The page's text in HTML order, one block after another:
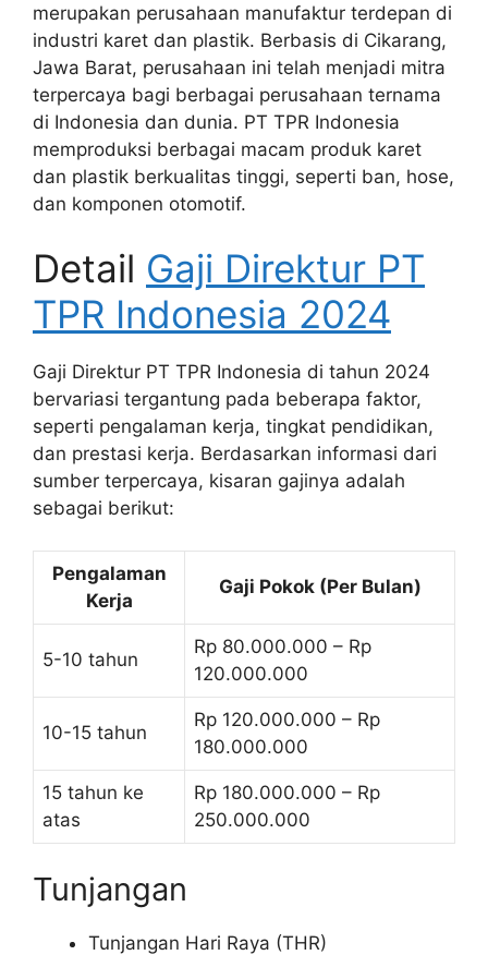
merupakan perusahaan manufaktur terdepan di
industri karet dan plastik. Berbasis di Cikarang,
Jawa Barat, perusahaan ini telah menjadi mitra
terpercaya bagi berbagai perusahaan ternama
di Indonesia dan dunia. PT TPR Indonesia
memproduksi berbagai macam produk karet
dan plastik berkualitas tinggi, seperti ban, hose,
dan komponen otomotif.
Detail Gaji Direktur PT
TPR Indonesia 2024
Gaji Direktur PT TPR Indonesia di tahun 2024
bervariasi tergantung pada beberapa faktor,
seperti pengalaman kerja, tingkat pendidikan,
dan prestasi kerja. Berdasarkan informasi dari
sumber terpercaya, kisaran gajinya adalah
sebagai berikut:
Pengalaman
Kerja
Gaji Pokok (Per Bulan)
5-10 tahun
Rp 80.000.000 – Rp
120.000.000
10-15 tahun
Rp 120.000.000 – Rp
180.000.000
15 tahun ke
atas
Rp 180.000.000 – Rp
250.000.000
Tunjangan
Tunjangan Hari Raya (THR)